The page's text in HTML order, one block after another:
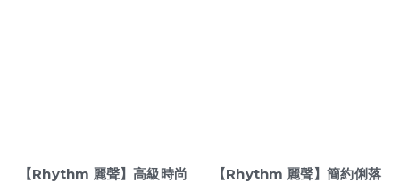
【Rhythm 麗聲】高級時尚
【Rhythm 麗聲】簡約俐落